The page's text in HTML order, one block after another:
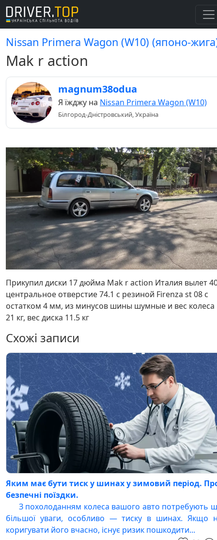
Nissan Primera Wagon (W10) (японо-
Mak r action
magnum38odua
Я їжджу на Nissan Primera Wagon (W10)
Білгород-Дністровський, Україна
Прикупил диски 17 дюйма Mak r action Италия вылет
центральное отверстие 74.1 с резиной Firenza st 08 с
остатком 4 мм, из минусов шины шумные и вес колеса
21 кг, вес диска 11.5 кг
Схожі записи
Яким має бути тиск у шинах у зимовий період.
безпечні поїздки.
З похолоданням колеса вашого авто потребують
більшої уваги, особливо — тиску в шинах. Якщо
коригувати його вчасно, існує ризик пошкодити...